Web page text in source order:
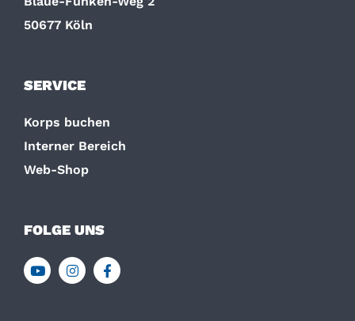
50677 Köln
SERVICE
Korps buchen
Interner Bereich
Web-Shop
FOLGE UNS